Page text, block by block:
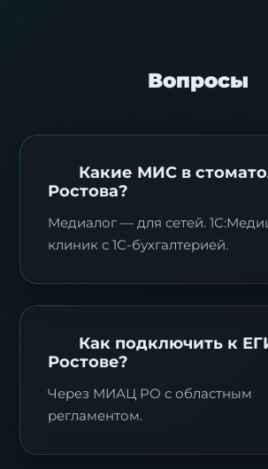
Вопросы
Какие МИС в
Ростова?
Медиалог — для сетей.
клиник с 1С-бухгалтерией.
Как подключить к
Ростове?
Через МИАЦ РО с областным
регламентом.